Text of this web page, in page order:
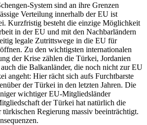
System sind an ihre Grenzen
Verteilung innerhalb der EU ist
Kurzfristig besteht die einzige Möglichkeit
in der EU und mit den Nachbarländern
legale Zutrittswege in die EU für
Zu den wichtigsten internationalen
der Krise zählen die Türkei, Jordanien
die Balkanländer, die noch nicht zur EU
angeht: Hier rächt sich aufs Furchtbarste
der Türkei in den letzten Jahren. Die
wichtiger EU-Mitgliedsländer
der Türkei hat natürlich die
Regierung massiv beeinträchtigt.